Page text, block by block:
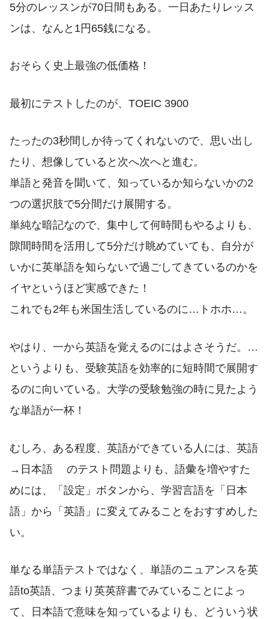
5分のレッスンが70日間もある。一日あたりレッス
ンは、なんと1円65銭になる。
おそらく史上最強の低価格！
最初にテストしたのが、TOEIC 3900
たったの3秒間しか待ってくれないので、思い出し
たり、想像していると次へ次へと進む。
単語と発音を聞いて、知っているか知らないかの2
つの選択肢で5分間だけ展開する。
単純な暗記なので、集中して何時間もやるよりも、
隙間時間を活用して5分だけ眺めていても、自分が
いかに英単語を知らないで過ごしてきているのかを
イヤというほど実感できた！
これでも2年も米国生活しているのに…トホホ…。
やはり、一から英語を覚えるのにはよさそうだ。…
というよりも、受験英語を効率的に短時間で展開す
るのに向いている。大学の受験勉強の時に見たよう
な単語が一杯！
むしろ、ある程度、英語ができている人には、英語
→日本語 のテスト問題よりも、語彙を増やすた
めには、「設定」ボタンから、学習言語を「日本
語」から「英語」に変えてみることをおすすめした
い。
単なる単語テストではなく、単語のニュアンスを英
語to英語、つまり英英辞書でみていることによっ
て、日本語で意味を知っているよりも、どういう状